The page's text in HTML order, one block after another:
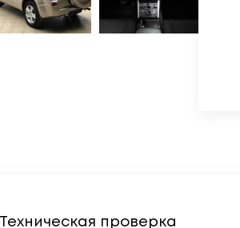
Техническая проверка